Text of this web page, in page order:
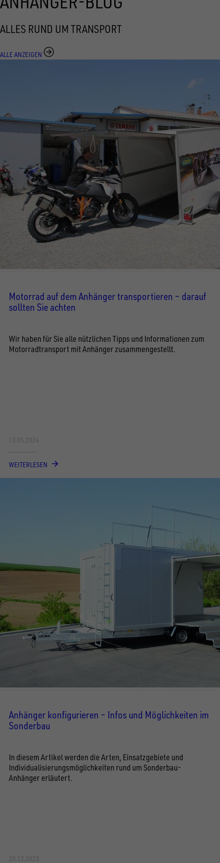
ALLES RUND UM TRANSPORT
ALLE ANZEIGEN
Motorrad auf dem Anhänger transportieren – darauf
sollten Sie achten
Wir haben für Sie alle nützlichen Tipps und Informationen zum
Motorradtransport mit Anhänger zusammengestellt.
13.05.2024
WEITERLESEN
Anhänger konfigurieren – Infos und Möglichkeiten im
Sonderbau
In diesem Artikel werden die Arten, Einsatzgebiete und
Individualisierungsmöglichkeiten rund um Sonderbau-
Anhänger erläutert.
20.12.2023